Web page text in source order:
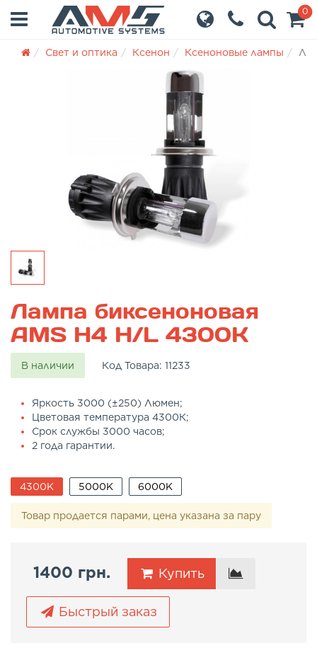
0
Свет и оптика Ксенон Ксеноновые лампы
Лампа биксеноновая
AMS H4 H/L 4300K
В наличии Код Товара: 11233
Яркость 3000 (±250) Люмен;
Цветовая температура 4300К;
Срок службы 3000 часов;
2 года гарантии.
4300K 5000K 6000K
Товар продается парами, цена указана за пару
1400 грн. Купить
Быстрый заказ